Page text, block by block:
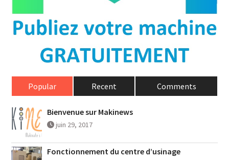
Popular Recent Comments
Bienvenue sur Makinews
juin 29, 2017
Fonctionnement du centre d’usinage